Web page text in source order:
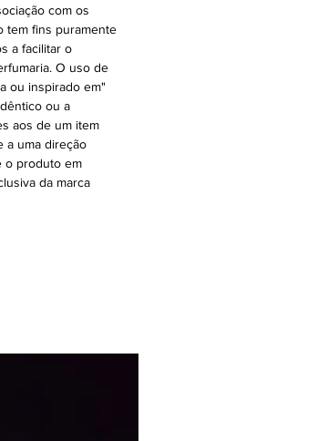
com os
tem fins puramente
a facilitar o
O uso de
ou inspirado em"
ou a
aos de um item
a uma direção
o produto em
da marca